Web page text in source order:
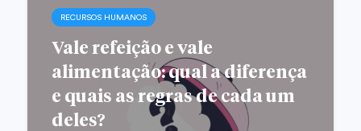
RECURSOS HUMANOS
Vale refeição e vale
alimentação: qual a diferença
e quais as regras de cada um
deles?